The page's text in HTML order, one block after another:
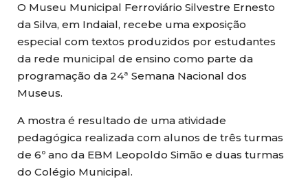
O Museu Municipal Ferroviário Silvestre Ernesto
da Silva, em Indaial, recebe uma exposição
especial com textos produzidos por estudantes
da rede municipal de ensino como parte da
programação da 24ª Semana Nacional dos
Museus.
A mostra é resultado de uma atividade
pedagógica realizada com alunos de três turmas
de 6º ano da EBM Leopoldo Simão e duas turmas
do Colégio Municipal.